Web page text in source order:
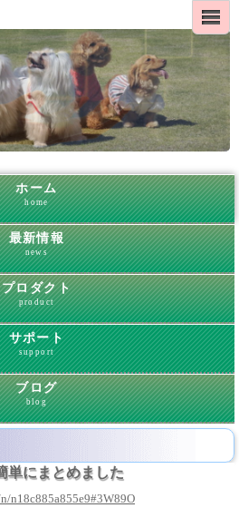
ホーム
home
最新情報
news
プロダクト
product
サポート
support
ブログ
blog
単にまとめました
n18c885a855e9#3W89O